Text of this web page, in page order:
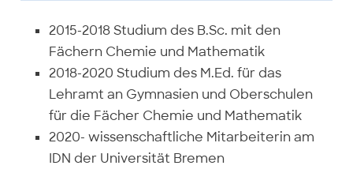
2015-2018 Studium des B.Sc. mit den
Fächern Chemie und Mathematik
2018-2020 Studium des M.Ed. für das
Lehramt an Gymnasien und Oberschulen
für die Fächer Chemie und Mathematik
2020- wissenschaftliche Mitarbeiterin am
IDN der Universität Bremen